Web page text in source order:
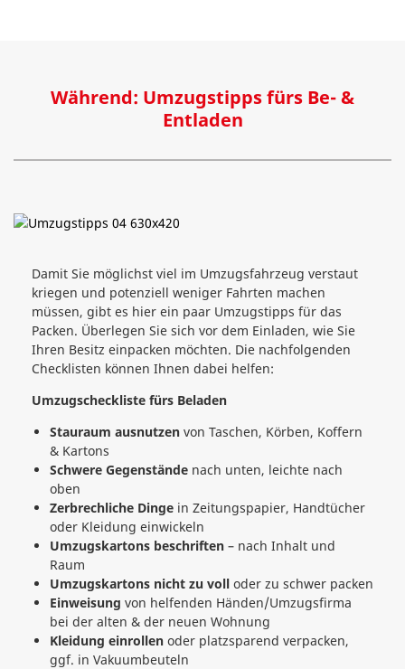
Während: Umzugstipps fürs Be- &
Entladen
Damit Sie möglichst viel im Umzugsfahrzeug verstaut
kriegen und potenziell weniger Fahrten machen
müssen, gibt es hier ein paar Umzugstipps für das
Packen. Überlegen Sie sich vor dem Einladen, wie Sie
Ihren Besitz einpacken möchten. Die nachfolgenden
Checklisten können Ihnen dabei helfen:
Umzugscheckliste fürs Beladen
Stauraum ausnutzen von Taschen, Körben, Koffern
& Kartons
Schwere Gegenstände nach unten, leichte nach
oben
Zerbrechliche Dinge in Zeitungspapier, Handtücher
oder Kleidung einwickeln
Umzugskartons beschriften – nach Inhalt und
Raum
Umzugskartons nicht zu voll oder zu schwer packen
Einweisung von helfenden Händen/Umzugsfirma
bei der alten & der neuen Wohnung
Kleidung einrollen oder platzsparend verpacken,
ggf. in Vakuumbeuteln